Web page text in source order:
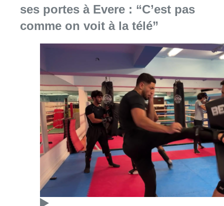
ses portes à Evere : “C’est pas
comme on voit à la télé”